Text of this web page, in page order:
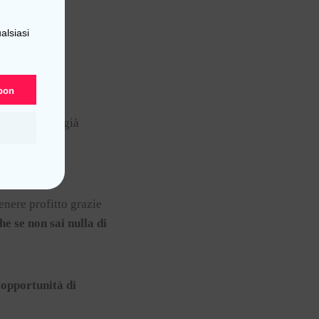
da mettersi già
profitto grazie
se non sai nulla di
di